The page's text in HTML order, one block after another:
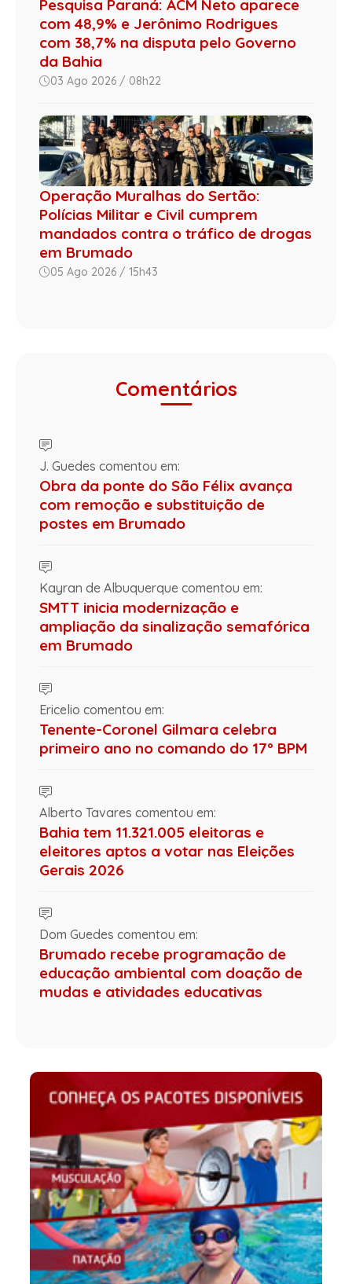
Pesquisa Paraná: ACM Neto aparece
com 48,9% e Jerônimo Rodrigues
com 38,7% na disputa pelo Governo
da Bahia
03 Ago 2026 / 08h22
Operação Muralhas do Sertão:
Polícias Militar e Civil cumprem
mandados contra o tráfico de drogas
em Brumado
05 Ago 2026 / 15h43
Comentários
J. Guedes comentou em:
Obra da ponte do São Félix avança
com remoção e substituição de
postes em Brumado
Kayran de Albuquerque comentou em:
SMTT inicia modernização e
ampliação da sinalização semafórica
em Brumado
Ericelio comentou em:
Tenente-Coronel Gilmara celebra
primeiro ano no comando do 17º BPM
Alberto Tavares comentou em:
Bahia tem 11.321.005 eleitoras e
eleitores aptos a votar nas Eleições
Gerais 2026
Dom Guedes comentou em:
Brumado recebe programação de
educação ambiental com doação de
mudas e atividades educativas